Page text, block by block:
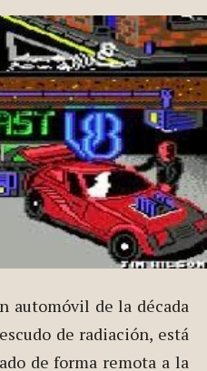
automóvil de la década
de radiación, está
de forma remota a la